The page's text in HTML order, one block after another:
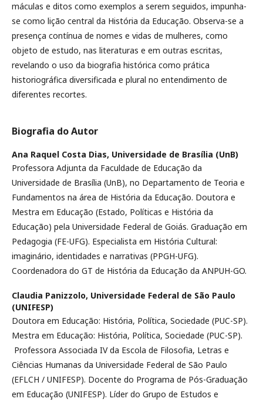
máculas e ditos como exemplos a serem seguidos, impunha-
se como lição central da História da Educação. Observa-se a
presença contínua de nomes e vidas de mulheres, como
objeto de estudo, nas literaturas e em outras escritas,
revelando o uso da biografia histórica como prática
historiográfica diversificada e plural no entendimento de
diferentes recortes.
Biografia do Autor
Ana Raquel Costa Dias, Universidade de Brasília (UnB)
Professora Adjunta da Faculdade de Educação da
Universidade de Brasília (UnB), no Departamento de Teoria e
Fundamentos na área de História da Educação. Doutora e
Mestra em Educação (Estado, Políticas e História da
Educação) pela Universidade Federal de Goiás. Graduação em
Pedagogia (FE-UFG). Especialista em História Cultural:
imaginário, identidades e narrativas (PPGH-UFG).
Coordenadora do GT de História da Educação da ANPUH-GO.
Claudia Panizzolo, Universidade Federal de São Paulo
(UNIFESP)
Doutora em Educação: História, Política, Sociedade (PUC-SP).
Mestra em Educação: História, Política, Sociedade (PUC-SP).
Professora Associada IV da Escola de Filosofia, Letras e
Ciências Humanas da Universidade Federal de São Paulo
(EFLCH / UNIFESP). Docente do Programa de Pós-Graduação
em Educação (UNIFESP). Líder do Grupo de Estudos e